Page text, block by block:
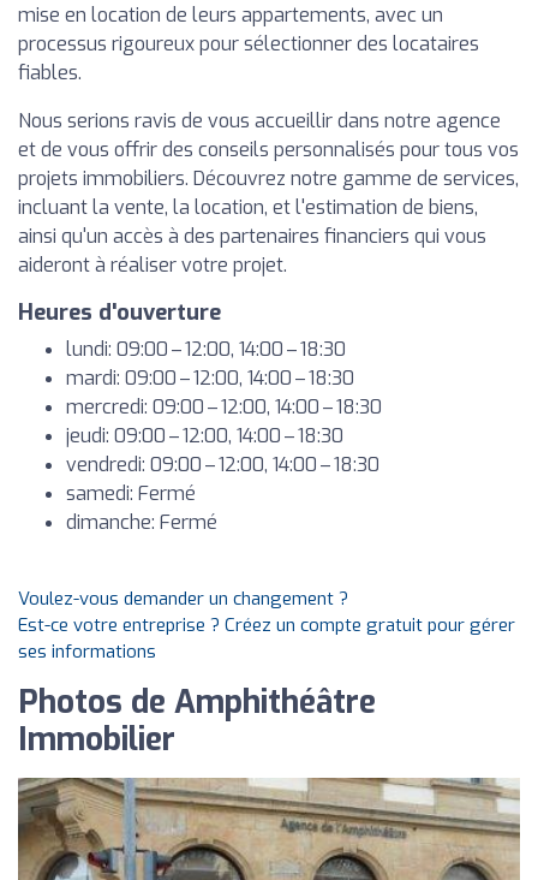
mise en location de leurs appartements, avec un
processus rigoureux pour sélectionner des locataires
fiables.
Nous serions ravis de vous accueillir dans notre agence
et de vous offrir des conseils personnalisés pour tous vos
projets immobiliers. Découvrez notre gamme de services,
incluant la vente, la location, et l'estimation de biens,
ainsi qu'un accès à des partenaires financiers qui vous
aideront à réaliser votre projet.
Heures d'ouverture
lundi: 09:00 – 12:00, 14:00 – 18:30
mardi: 09:00 – 12:00, 14:00 – 18:30
mercredi: 09:00 – 12:00, 14:00 – 18:30
jeudi: 09:00 – 12:00, 14:00 – 18:30
vendredi: 09:00 – 12:00, 14:00 – 18:30
samedi: Fermé
dimanche: Fermé
Voulez-vous demander un changement ?
Est-ce votre entreprise ? Créez un compte gratuit pour gérer
ses informations
Photos de Amphithéâtre
Immobilier